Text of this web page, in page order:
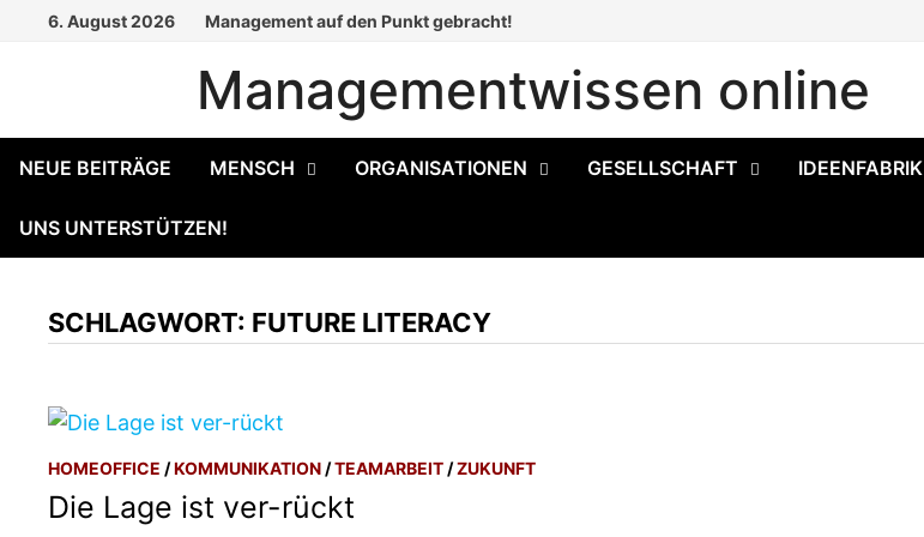
6. August 2026 Management auf den Punkt gebracht!
Managementwissen online
NEUE BEITRÄGE MENSCH ORGANISATIONEN GESELLSCHAFT IDEENFABRIK
UNS UNTERSTÜTZEN!
SCHLAGWORT: FUTURE LITERACY
HOMEOFFICE /KOMMUNIKATION /TEAMARBEIT /ZUKUNFT
Die Lage ist ver-rückt